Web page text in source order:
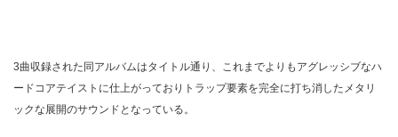
3曲収録された同アルバムはタイトル通り、これまでよりもアグレッシブなハ
ードコアテイストに仕上がっておりトラップ要素を完全に打ち消したメタリ
ックな展開のサウンドとなっている。